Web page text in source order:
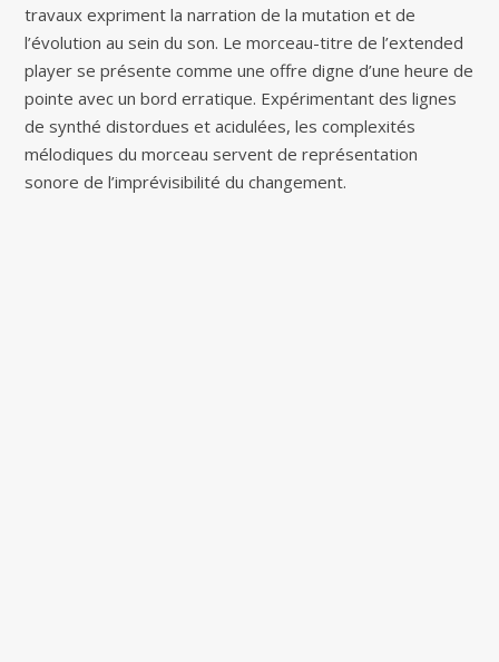
travaux expriment la narration de la mutation et de
l’évolution au sein du son. Le morceau-titre de l’extended
player se présente comme une offre digne d’une heure de
pointe avec un bord erratique. Expérimentant des lignes
de synthé distordues et acidulées, les complexités
mélodiques du morceau servent de représentation
sonore de l’imprévisibilité du changement.